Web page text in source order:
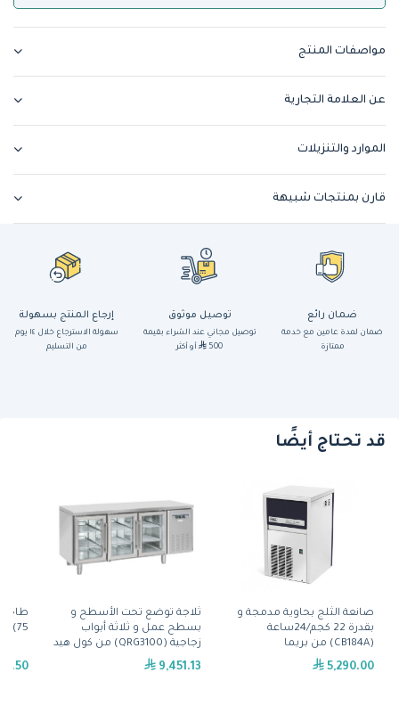
مواصفات المنتج
عن العلامة التجارية
الموارد والتنزيلات
قارن بمنتجات شبيهة
ضمان رائع
ضمان لمدة عامين مع خدمة
ممتازة
توصيل موثوق
توصيل مجاني عند الشراء بقيمة
500
أو أكثر
إرجاع المنتج بسهولة
سهولة الاسترجاع خلال ١٤ يوم
من التسليم
قد تحتاج أيضًا
صانعة الثلج بحاوية مدمجة و
بقدرة 22 كجم/24ساعة
(CB184A) من بريما
5,290.00
ثلاجة توضع تحت الأسطح و
بسطح عمل و ثلاثة أبواب
زجاجية (QRG3100) من كول هيد
9,451.13
75) من ايوريكا(SA18)